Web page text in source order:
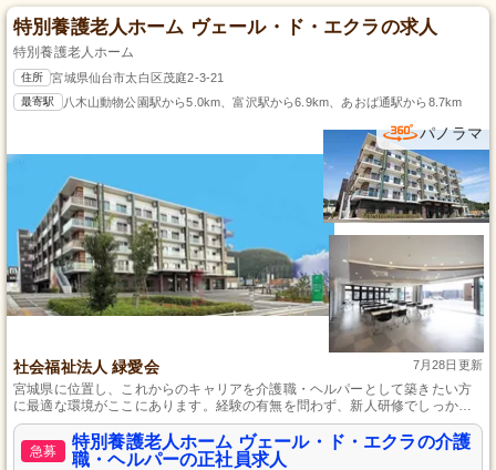
特別養護老人ホーム ヴェール・ド・エクラの求人
特別養護老人ホーム
住所 宮城県仙台市太白区茂庭2-3-21
最寄駅 八木山動物公園駅から5.0km、富沢駅から6.9km、あおば通駅から8.7km
パノラマ
社会福祉法人 緑愛会 7月28日更新
宮城県に位置し、これからのキャリアを介護職・ヘルパーとして築きたい方
に最適な環境がここにあります。経験の有無を問わず、新人研修でしっかり
基礎から学べ、先輩職員が丁寧に指導するため、安心して業界の第一歩を踏
み出せます。また、資格取得への支援も充実しており、働きながら自身のス
キルアップを図ることができる点も魅力です。
急募
特別養護老人ホーム ヴェール・ド・エクラの介護
職・ヘルパーの正社員求人